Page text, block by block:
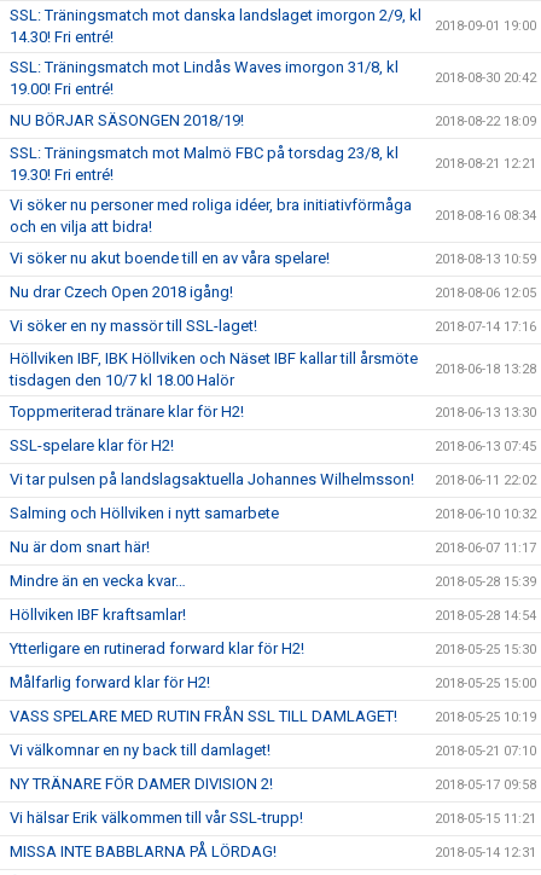
SSL: Träningsmatch mot danska landslaget imorgon 2/9, kl
14.30! Fri entré!
2018-09-01 19:00
SSL: Träningsmatch mot Lindås Waves imorgon 31/8, kl
19.00! Fri entré!
2018-08-30 20:42
NU BÖRJAR SÄSONGEN 2018/19! 2018-08-22 18:09
SSL: Träningsmatch mot Malmö FBC på torsdag 23/8, kl
19.30! Fri entré!
2018-08-21 12:21
Vi söker nu personer med roliga idéer, bra initiativförmåga
och en vilja att bidra!
2018-08-16 08:34
Vi söker nu akut boende till en av våra spelare! 2018-08-13 10:59
Nu drar Czech Open 2018 igång! 2018-08-06 12:05
Vi söker en ny massör till SSL-laget! 2018-07-14 17:16
Höllviken IBF, IBK Höllviken och Näset IBF kallar till årsmöte
tisdagen den 10/7 kl 18.00 Halör
2018-06-18 13:28
Toppmeriterad tränare klar för H2! 2018-06-13 13:30
SSL-spelare klar för H2! 2018-06-13 07:45
Vi tar pulsen på landslagsaktuella Johannes Wilhelmsson! 2018-06-11 22:02
Salming och Höllviken i nytt samarbete 2018-06-10 10:32
Nu är dom snart här! 2018-06-07 11:17
Mindre än en vecka kvar… 2018-05-28 15:39
Höllviken IBF kraftsamlar! 2018-05-28 14:54
Ytterligare en rutinerad forward klar för H2! 2018-05-25 15:30
Målfarlig forward klar för H2! 2018-05-25 15:00
VASS SPELARE MED RUTIN FRÅN SSL TILL DAMLAGET! 2018-05-25 10:19
Vi välkomnar en ny back till damlaget! 2018-05-21 07:10
NY TRÄNARE FÖR DAMER DIVISION 2! 2018-05-17 09:58
Vi hälsar Erik välkommen till vår SSL-trupp! 2018-05-15 11:21
MISSA INTE BABBLARNA PÅ LÖRDAG! 2018-05-14 12:31